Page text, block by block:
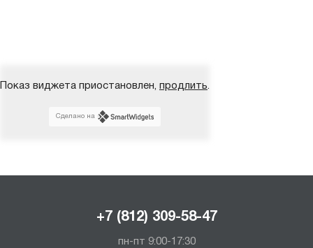
Показ виджета приостановлен, продлить.
Сделано на
+7 (812) 309-58-47
пн-пт 9:00-17:30